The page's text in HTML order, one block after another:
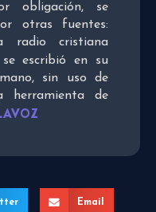
obligación, se
otras fuentes:
radio cristiana
escribió en su
sin uso de
herramienta de
Email